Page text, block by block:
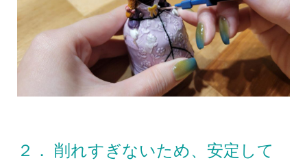
２． 削れすぎないため、安定して